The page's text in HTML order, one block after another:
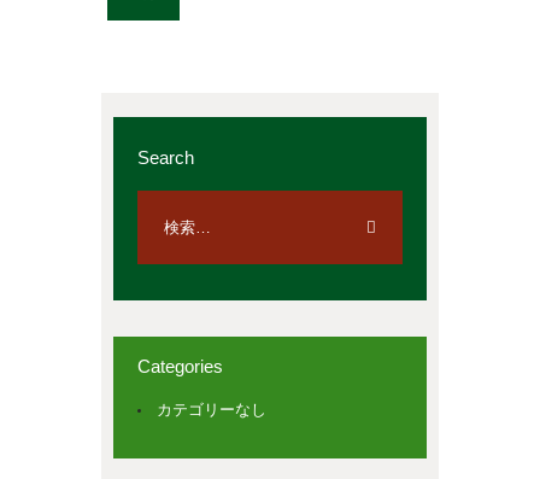
Search
Categories
カテゴリーなし